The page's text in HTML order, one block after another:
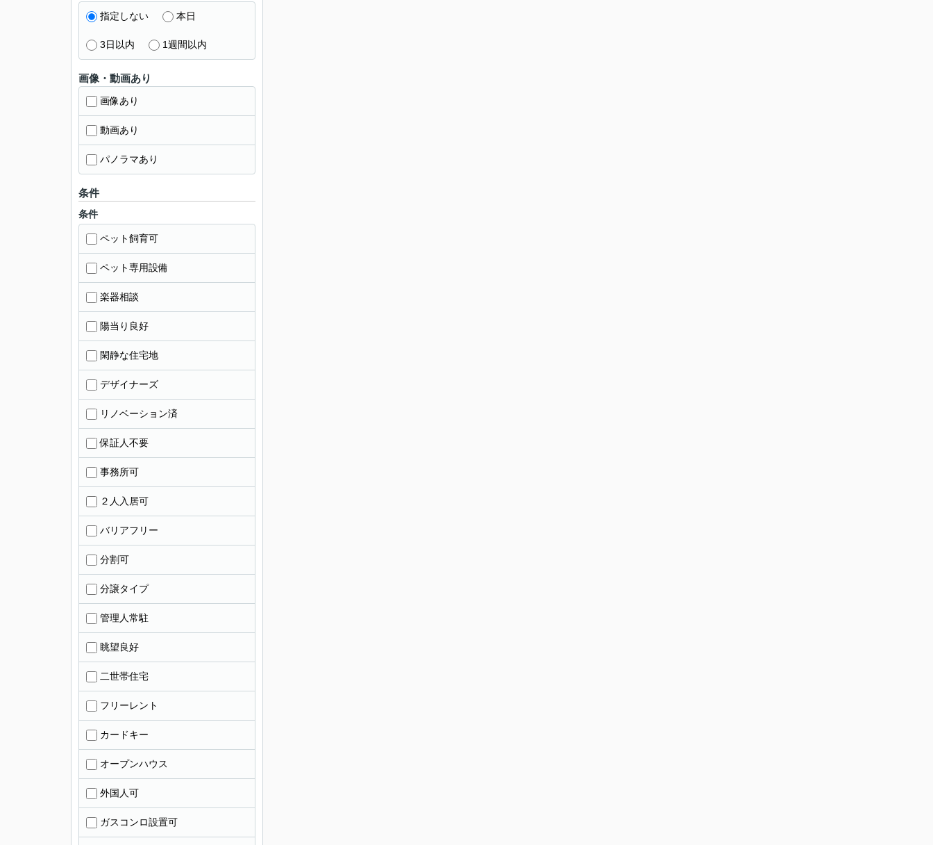
指定しない 本日
3日以内 1週間以内
画像・動画あり
画像あり
動画あり
パノラマあり
条件
条件
ペット飼育可
ペット専用設備
楽器相談
陽当り良好
閑静な住宅地
デザイナーズ
リノベーション済
保証人不要
事務所可
２人入居可
バリアフリー
分割可
分譲タイプ
管理人常駐
眺望良好
二世帯住宅
フリーレント
カードキー
オープンハウス
外国人可
ガスコンロ設置可